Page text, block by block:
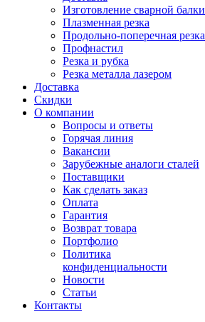
Изготовление сварной балки
Плазменная резка
Продольно-поперечная резка
Профнастил
Резка и рубка
Резка металла лазером
Доставка
Скидки
О компании
Вопросы и ответы
Горячая линия
Вакансии
Зарубежные аналоги сталей
Поставщики
Как сделать заказ
Оплата
Гарантия
Возврат товара
Портфолио
Политика
конфиденциальности
Новости
Статьи
Контакты